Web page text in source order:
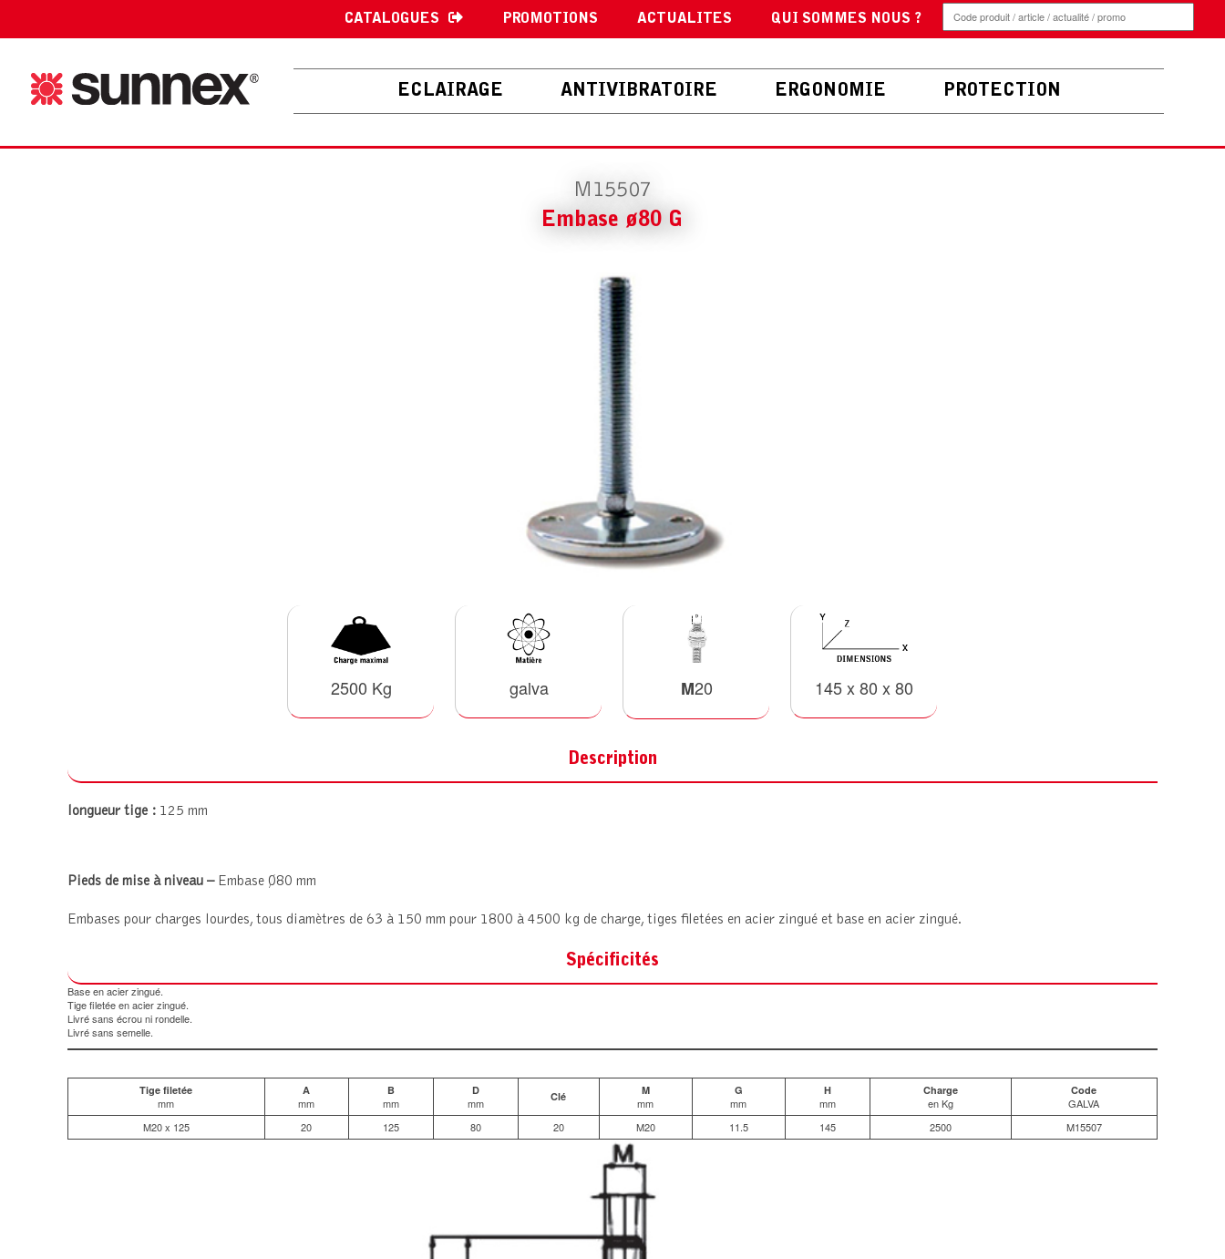
CATALOGUES PROMOTIONS ACTUALITES QUI SOMMES NOUS ?
ECLAIRAGE ANTIVIBRATOIRE ERGONOMIE PROTECTION
M15507
Embase ø80 G
2500 Kg galva M20 145 x 80 x 80
Description
longueur tige : 125 mm
Pieds de mise à niveau – Embase Ø80 mm
Embases pour charges lourdes, tous diamètres de 63 à 150 mm pour 1800 à 4500 kg de charge, tiges filetées en acier zingué et base en acier zingué.
Spécificités
Base en acier zingué.
Tige filetée en acier zingué.
Livré sans écrou ni rondelle.
Livré sans semelle.
Tige filetée
mm
A
mm
B
mm
D
mm Clé M
mm
G
mm
H
mm
Charge
en Kg
Code
GALVA
M20 x 125
20 125 80 20 M20 11.5 145 2500 M15507